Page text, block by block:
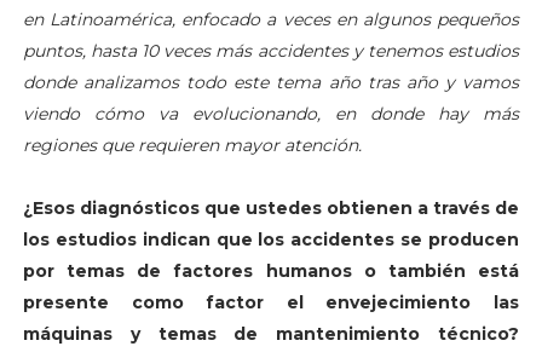
en Latinoamérica, enfocado a veces en algunos pequeños
puntos, hasta 10 veces más accidentes y tenemos estudios
donde analizamos todo este tema año tras año y vamos
viendo cómo va evolucionando, en donde hay más
regiones que requieren mayor atención.
¿Esos diagnósticos que ustedes obtienen a través de
los estudios indican que los accidentes se producen
por temas de factores humanos o también está
presente como factor el envejecimiento las
máquinas y temas de mantenimiento técnico?